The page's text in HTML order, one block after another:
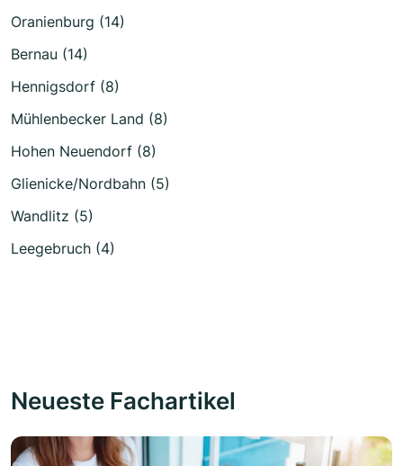
Oranienburg (14)
Bernau (14)
Hennigsdorf (8)
Mühlenbecker Land (8)
Hohen Neuendorf (8)
Glienicke/Nordbahn (5)
Wandlitz (5)
Leegebruch (4)
Neueste Fachartikel